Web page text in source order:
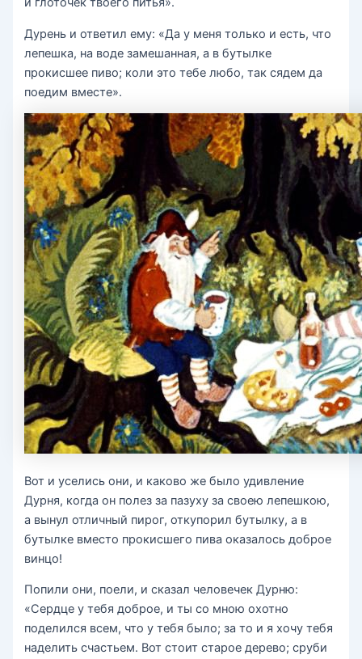
Дурень и ответил ему: «Да у меня только и есть, что
лепешка, на воде замешанная, а в бутылке
прокисшее пиво; коли это тебе любо, так сядем да
поедим вместе».
Вот и уселись они, и каково же было удивление
Дурня, когда он полез за пазуху за своею лепешкою,
а вынул отличный пирог, откупорил бутылку, а в
бутылке вместо прокисшего пива оказалось доброе
винцо!
Попили они, поели, и сказал человечек Дурню:
«Сердце у тебя доброе, и ты со мною охотно
поделился всем, что у тебя было; за то и я хочу тебя
наделить счастьем. Вот стоит старое дерево; сруби